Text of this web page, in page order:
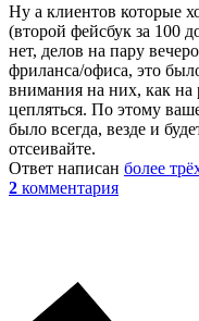
Ну а клиентов которые
(второй фейсбук за 100
нет, делов на пару
фриланса/офиса, это
внимания на них, как на
цепляться. По этому
было всегда, везде и
отсеивайте.
Ответ написан более
2 комментария